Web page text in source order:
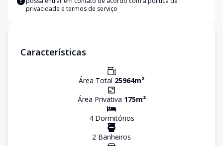
privacidade e termos de serviço
Características
Área Total 25964m²
Área Privativa 175m²
4Dormitórios
2 Banheiros